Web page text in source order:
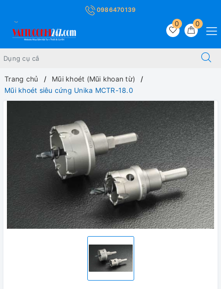
0986470139
0
0
Trang chủ
Mũi khoét (Mũi khoan từ)
Mũi khoét siêu cứng Unika MCTR-18.0